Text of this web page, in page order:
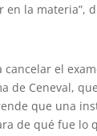
en la materia”,
cancelar el
de Ceneval,
que una
de qué fue lo